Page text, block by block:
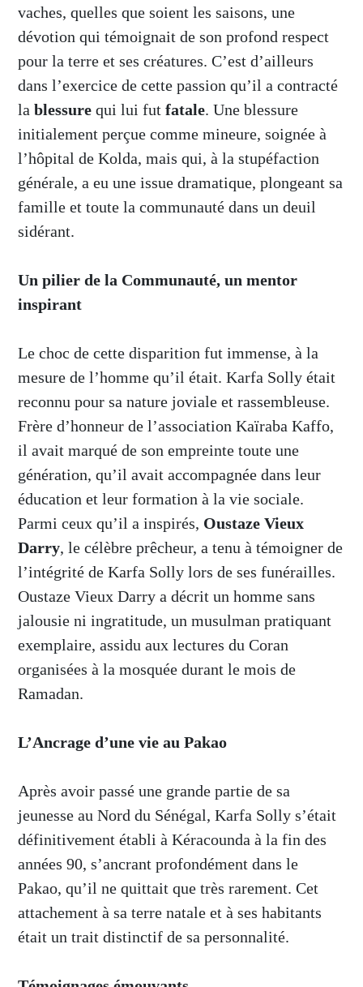
vaches, quelles que soient les saisons, une
dévotion qui témoignait de son profond respect
pour la terre et ses créatures. C’est d’ailleurs
dans l’exercice de cette passion qu’il a contracté
la blessure qui lui fut fatale. Une blessure
initialement perçue comme mineure, soignée à
l’hôpital de Kolda, mais qui, à la stupéfaction
générale, a eu une issue dramatique, plongeant sa
famille et toute la communauté dans un deuil
sidérant.
Un pilier de la Communauté, un mentor
inspirant
Le choc de cette disparition fut immense, à la
mesure de l’homme qu’il était. Karfa Solly était
reconnu pour sa nature joviale et rassembleuse.
Frère d’honneur de l’association Kaïraba Kaffo,
il avait marqué de son empreinte toute une
génération, qu’il avait accompagnée dans leur
éducation et leur formation à la vie sociale.
Parmi ceux qu’il a inspirés, Oustaze Vieux
Darry, le célèbre prêcheur, a tenu à témoigner de
l’intégrité de Karfa Solly lors de ses funérailles.
Oustaze Vieux Darry a décrit un homme sans
jalousie ni ingratitude, un musulman pratiquant
exemplaire, assidu aux lectures du Coran
organisées à la mosquée durant le mois de
Ramadan.
L’Ancrage d’une vie au Pakao
Après avoir passé une grande partie de sa
jeunesse au Nord du Sénégal, Karfa Solly s’était
définitivement établi à Kéracounda à la fin des
années 90, s’ancrant profondément dans le
Pakao, qu’il ne quittait que très rarement. Cet
attachement à sa terre natale et à ses habitants
était un trait distinctif de sa personnalité.